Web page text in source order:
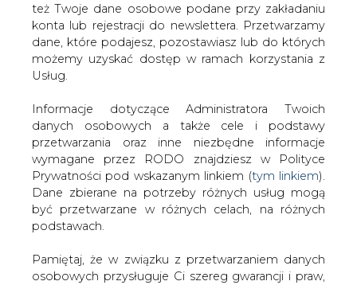
też Twoje dane osobowe podane przy zakładaniu
konta lub rejestracji do newslettera. Przetwarzamy
dane, które podajesz, pozostawiasz lub do których
możemy uzyskać dostęp w ramach korzystania z
Usług.
Informacje dotyczące Administratora Twoich
danych osobowych a także cele i podstawy
przetwarzania oraz inne niezbędne informacje
wymagane przez RODO znajdziesz w Polityce
Prywatności pod wskazanym linkiem (tym linkiem).
Dane zbierane na potrzeby różnych usług mogą
być przetwarzane w różnych celach, na różnych
podstawach.
Pamiętaj, że w związku z przetwarzaniem danych
osobowych przysługuje Ci szereg gwarancji i praw,
Strona główna RYNEK PALIW
Połączenie baz
paliwowych
2007-08-14 00:00
skomentuj
udostępnij:
Połączenie baz paliwowych